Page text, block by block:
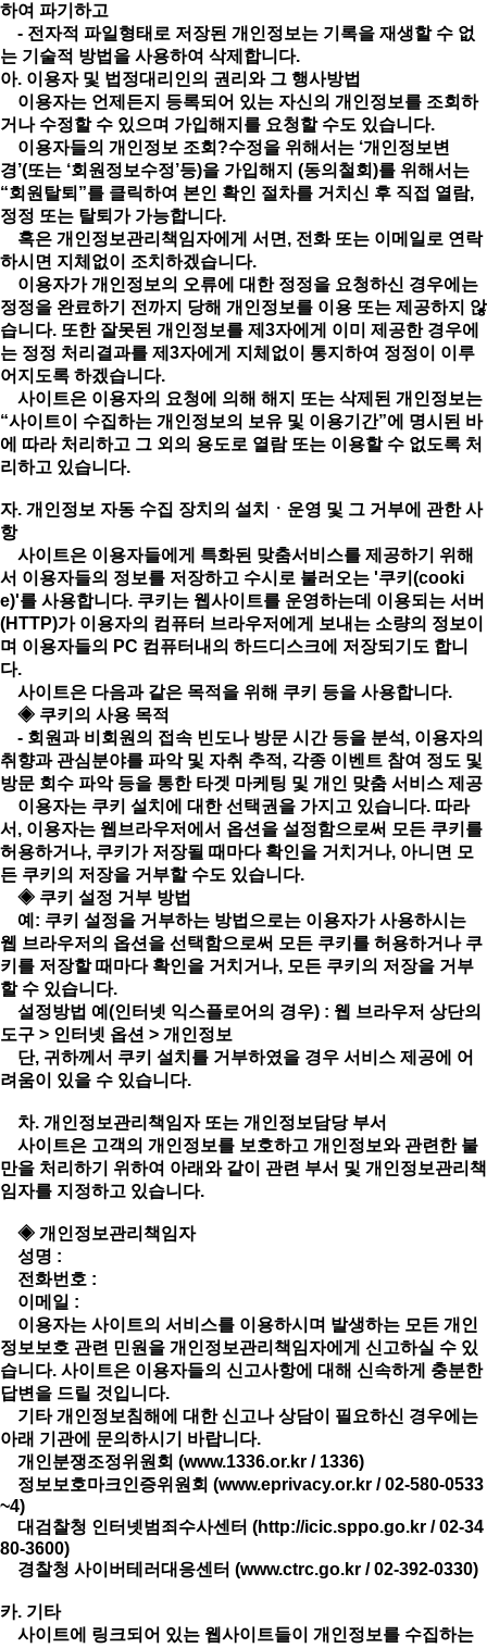
하여 파기하고
- 전자적 파일형태로 저장된 개인정보는 기록을 재생할 수 없
는 기술적 방법을 사용하여 삭제합니다.
아. 이용자 및 법정대리인의 권리와 그 행사방법
이용자는 언제든지 등록되어 있는 자신의 개인정보를 조회하
거나 수정할 수 있으며 가입해지를 요청할 수도 있습니다.
이용자들의 개인정보 조회?수정을 위해서는 ‘개인정보변
경’(또는 ‘회원정보수정’등)을 가입해지 (동의철회)를 위해서는
“회원탈퇴”를 클릭하여 본인 확인 절차를 거치신 후 직접 열람,
정정 또는 탈퇴가 가능합니다.
혹은 개인정보관리책임자에게 서면, 전화 또는 이메일로 연락
하시면 지체없이 조치하겠습니다.
이용자가 개인정보의 오류에 대한 정정을 요청하신 경우에는
정정을 완료하기 전까지 당해 개인정보를 이용 또는 제공하지 않
습니다. 또한 잘못된 개인정보를 제3자에게 이미 제공한 경우에
는 정정 처리결과를 제3자에게 지체없이 통지하여 정정이 이루
어지도록 하겠습니다.
사이트은 이용자의 요청에 의해 해지 또는 삭제된 개인정보는
“사이트이 수집하는 개인정보의 보유 및 이용기간”에 명시된 바
에 따라 처리하고 그 외의 용도로 열람 또는 이용할 수 없도록 처
리하고 있습니다.
자. 개인정보 자동 수집 장치의 설치ㆍ운영 및 그 거부에 관한 사
항
사이트은 이용자들에게 특화된 맞춤서비스를 제공하기 위해
서 이용자들의 정보를 저장하고 수시로 불러오는 '쿠키(cooki
e)'를 사용합니다. 쿠키는 웹사이트를 운영하는데 이용되는 서버
(HTTP)가 이용자의 컴퓨터 브라우저에게 보내는 소량의 정보이
며 이용자들의 PC 컴퓨터내의 하드디스크에 저장되기도 합니
다.
사이트은 다음과 같은 목적을 위해 쿠키 등을 사용합니다.
◈ 쿠키의 사용 목적
- 회원과 비회원의 접속 빈도나 방문 시간 등을 분석, 이용자의
취향과 관심분야를 파악 및 자취 추적, 각종 이벤트 참여 정도 및
방문 회수 파악 등을 통한 타겟 마케팅 및 개인 맞춤 서비스 제공
이용자는 쿠키 설치에 대한 선택권을 가지고 있습니다. 따라
서, 이용자는 웹브라우저에서 옵션을 설정함으로써 모든 쿠키를
허용하거나, 쿠키가 저장될 때마다 확인을 거치거나, 아니면 모
든 쿠키의 저장을 거부할 수도 있습니다.
◈ 쿠키 설정 거부 방법
예: 쿠키 설정을 거부하는 방법으로는 이용자가 사용하시는
웹 브라우저의 옵션을 선택함으로써 모든 쿠키를 허용하거나 쿠
키를 저장할 때마다 확인을 거치거나, 모든 쿠키의 저장을 거부
할 수 있습니다.
설정방법 예(인터넷 익스플로어의 경우) : 웹 브라우저 상단의
도구 > 인터넷 옵션 > 개인정보
단, 귀하께서 쿠키 설치를 거부하였을 경우 서비스 제공에 어
려움이 있을 수 있습니다.
차. 개인정보관리책임자 또는 개인정보담당 부서
사이트은 고객의 개인정보를 보호하고 개인정보와 관련한 불
만을 처리하기 위하여 아래와 같이 관련 부서 및 개인정보관리책
임자를 지정하고 있습니다.
◈ 개인정보관리책임자
성명 :
전화번호 :
이메일 :
이용자는 사이트의 서비스를 이용하시며 발생하는 모든 개인
정보보호 관련 민원을 개인정보관리책임자에게 신고하실 수 있
습니다. 사이트은 이용자들의 신고사항에 대해 신속하게 충분한
답변을 드릴 것입니다.
기타 개인정보침해에 대한 신고나 상담이 필요하신 경우에는
아래 기관에 문의하시기 바랍니다.
개인분쟁조정위원회 (www.1336.or.kr / 1336)
정보보호마크인증위원회 (www.eprivacy.or.kr / 02-580-0533
~4)
대검찰청 인터넷범죄수사센터 (http://icic.sppo.go.kr / 02-34
80-3600)
경찰청 사이버테러대응센터 (www.ctrc.go.kr / 02-392-0330)
카. 기타
사이트에 링크되어 있는 웹사이트들이 개인정보를 수집하는